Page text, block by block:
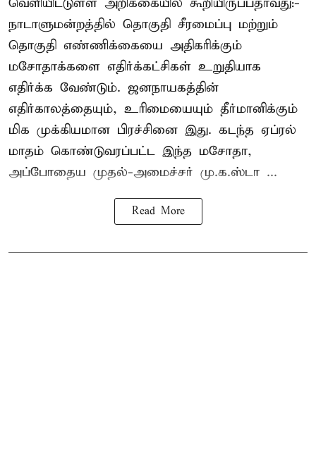
வெளியிட்டுள்ள அறிக்கையில் கூறியிருப்பதாவது:-
நாடாளுமன்றத்தில் தொகுதி சீரமைப்பு மற்றும்
தொகுதி எண்ணிக்கையை அதிகரிக்கும்
மசோதாக்களை எதிர்க்கட்சிகள் உறுதியாக
எதிர்க்க வேண்டும். ஜனநாயகத்தின்
எதிர்காலத்தையும், உரிமையையும் தீர்மானிக்கும்
மிக முக்கியமான பிரச்சினை இது. கடந்த ஏப்ரல்
மாதம் கொண்டுவரப்பட்ட இந்த மசோதா,
அப்போதைய முதல்-அமைச்சர் மு.க.ஸ்டா ...
Read More